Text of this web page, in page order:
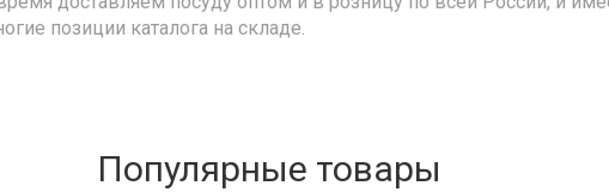
позиции каталога на складе.
Популярные товары